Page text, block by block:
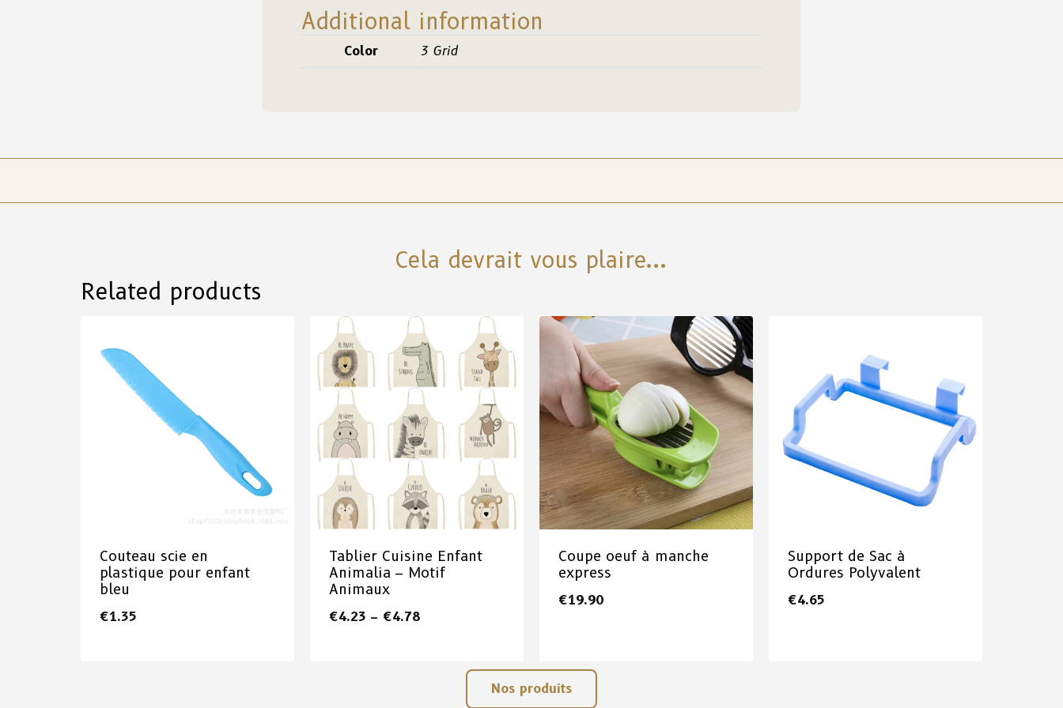
Additional information
Color 3 Grid
Cela devrait vous plaire...
Related products
Couteau scie en
plastique pour enfant
bleu
€1.35
Tablier Cuisine Enfant
Animalia – Motif
Animaux
€4.23 – €4.78
Coupe oeuf à manche
express
€19.90
Support de Sac à
Ordures Polyvalent
€4.65
Nos produits